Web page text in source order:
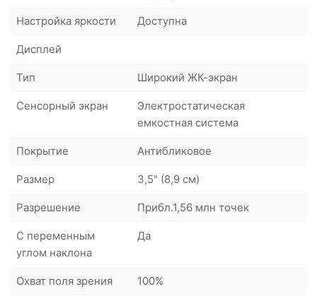
Настройка яркости Доступна
Дисплей
Тип Широкий ЖК-экран
Сенсорный экран
Электростатическая
емкостная система
Покрытие Антибликовое
Размер 3,5" (8,9 см)
Разрешение Прибл.1,56 млн точек
С переменным
углом наклона
Да
Охват поля зрения 100%